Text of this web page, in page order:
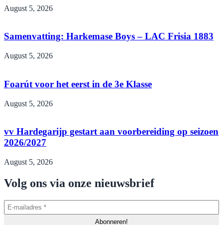
August 5, 2026
Samenvatting: Harkemase Boys – LAC Frisia 1883
August 5, 2026
Foarút voor het eerst in de 3e Klasse
August 5, 2026
vv Hardegarijp gestart aan voorbereiding op seizoen
2026/2027
August 5, 2026
Volg ons via onze nieuwsbrief